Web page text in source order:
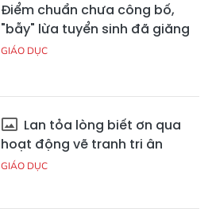
Điểm chuẩn chưa công bố,
"bẫy" lừa tuyển sinh đã giăng
GIÁO DỤC
Lan tỏa lòng biết ơn qua
hoạt động vẽ tranh tri ân
GIÁO DỤC